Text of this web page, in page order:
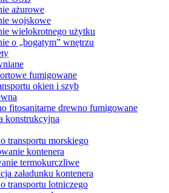
ażurowe
wojskowe
wielokrotnego użytku
o „bogatym” wnętrzu
fumigowane
okien i szyb
fitosanitarne drewno fumigowane
konstrukcyjna
transportu morskiego
kontenera
termokurczliwe
załadunku kontenera
transportu lotniczego